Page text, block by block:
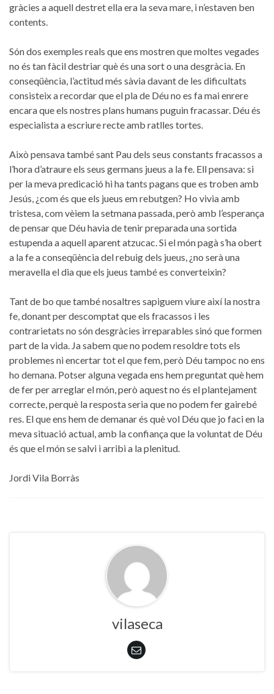
gràcies a aquell destret ella era la seva mare, i n’estaven ben
contents.
Són dos exemples reals que ens mostren que moltes vegades
no és tan fàcil destriar què és una sort o una desgràcia. En
conseqüència, l’actitud més sàvia davant de les dificultats
consisteix a recordar que el pla de Déu no es fa mai enrere
encara que els nostres plans humans puguin fracassar. Déu és
especialista a escriure recte amb ratlles tortes.
Això pensava també sant Pau dels seus constants fracassos a
l’hora d’atraure els seus germans jueus a la fe. Ell pensava: si
per la meva predicació hi ha tants pagans que es troben amb
Jesús, ¿com és que els jueus em rebutgen? Ho vivia amb
tristesa, com vèiem la setmana passada, però amb l’esperança
de pensar que Déu havia de tenir preparada una sortida
estupenda a aquell aparent atzucac. Si el món pagà s’ha obert
a la fe a conseqüència del rebuig dels jueus, ¿no serà una
meravella el dia que els jueus també es converteixin?
Tant de bo que també nosaltres sapiguem viure així la nostra
fe, donant per descomptat que els fracassos i les
contrarietats no són desgràcies irreparables sinó que formen
part de la vida. Ja sabem que no podem resoldre tots els
problemes ni encertar tot el que fem, però Déu tampoc no ens
ho demana. Potser alguna vegada ens hem preguntat què hem
de fer per arreglar el món, però aquest no és el plantejament
correcte, perquè la resposta seria que no podem fer gairebé
res. El que ens hem de demanar és què vol Déu que jo faci en la
meva situació actual, amb la confiança que la voluntat de Déu
és que el món se salvi i arribi a la plenitud.
Jordi Vila Borràs
vilaseca